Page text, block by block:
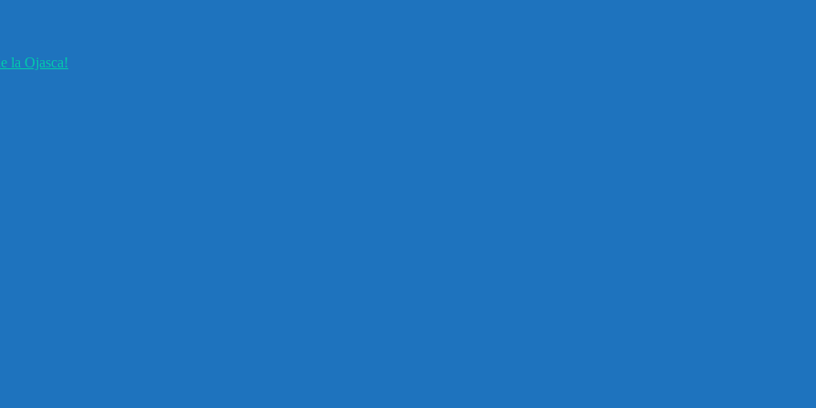
la Ojasca!